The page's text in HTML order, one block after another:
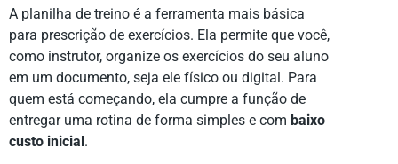
A planilha de treino é a ferramenta mais básica
para prescrição de exercícios. Ela permite que você,
como instrutor, organize os exercícios do seu aluno
em um documento, seja ele físico ou digital. Para
quem está começando, ela cumpre a função de
entregar uma rotina de forma simples e com baixo
custo inicial .